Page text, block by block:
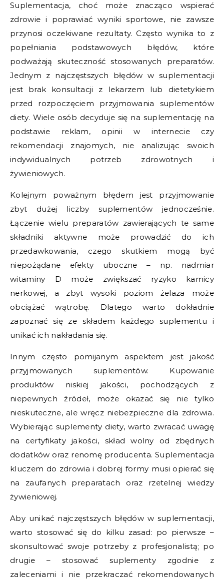
Suplementacja, choć może znacząco wspierać
zdrowie i poprawiać wyniki sportowe, nie zawsze
przynosi oczekiwane rezultaty. Często wynika to z
popełniania podstawowych błędów, które
podważają skuteczność stosowanych preparatów.
Jednym z najczęstszych błędów w suplementacji
jest brak konsultacji z lekarzem lub dietetykiem
przed rozpoczęciem przyjmowania suplementów
diety. Wiele osób decyduje się na suplementację na
podstawie reklam, opinii w internecie czy
rekomendacji znajomych, nie analizując swoich
indywidualnych potrzeb zdrowotnych i
żywieniowych.
Kolejnym poważnym błędem jest przyjmowanie
zbyt dużej liczby suplementów jednocześnie.
Łączenie wielu preparatów zawierających te same
składniki aktywne może prowadzić do ich
przedawkowania, czego skutkiem mogą być
niepożądane efekty uboczne – np. nadmiar
witaminy D może zwiększać ryzyko kamicy
nerkowej, a zbyt wysoki poziom żelaza może
obciążać wątrobę. Dlatego warto dokładnie
zapoznać się ze składem każdego suplementu i
unikać ich nakładania się.
Innym często pomijanym aspektem jest jakość
przyjmowanych suplementów. Kupowanie
produktów niskiej jakości, pochodzących z
niepewnych źródeł, może okazać się nie tylko
nieskuteczne, ale wręcz niebezpieczne dla zdrowia.
Wybierając suplementy diety, warto zwracać uwagę
na certyfikaty jakości, skład wolny od zbędnych
dodatków oraz renomę producenta. Suplementacja
kluczem do zdrowia i dobrej formy musi opierać się
na zaufanych preparatach oraz rzetelnej wiedzy
żywieniowej.
Aby unikać najczęstszych błędów w suplementacji,
warto stosować się do kilku zasad: po pierwsze –
skonsultować swoje potrzeby z profesjonalistą; po
drugie – stosować suplementy zgodnie z
zaleceniami i nie przekraczać rekomendowanych